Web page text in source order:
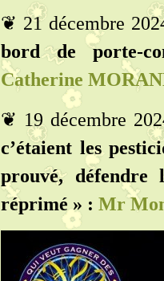
❦ 21 décembre
bord de porte-
Catherine
❦ 19 décembre
c’étaient les
prouvé,
réprimé » : Mr